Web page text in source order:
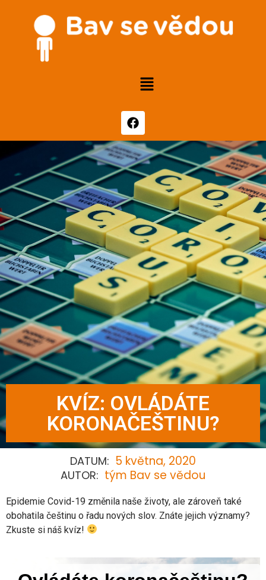
KVÍZ: OVLÁDÁTE
KORONAČEŠTINU?
DATUM: 5 května, 2020
AUTOR: tým Bav se vědou
Epidemie Covid-19 změnila naše životy, ale zároveň také
obohatila češtinu o řadu nových slov. Znáte jejich významy?
Zkuste si náš kvíz!